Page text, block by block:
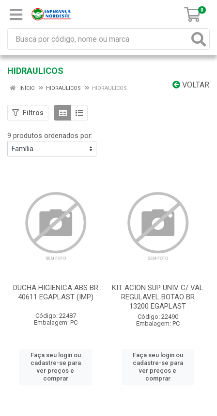
0
HIDRAULICOS
VOLTAR
INÍCIO HIDRAULICOS HIDRAULICOS
Filtros
9 produtos ordenados por:
DUCHA HIGIENICA ABS BR
40611 EGAPLAST (IMP)
Código: 22487
Embalagem: PC
Faça seu login ou
cadastre-se para
ver preços e
comprar
KIT ACION SUP UNIV C/ VAL
REGULAVEL BOTAO BR
13200 EGAPLAST
Código: 22490
Embalagem: PC
Faça seu login ou
cadastre-se para
ver preços e
comprar